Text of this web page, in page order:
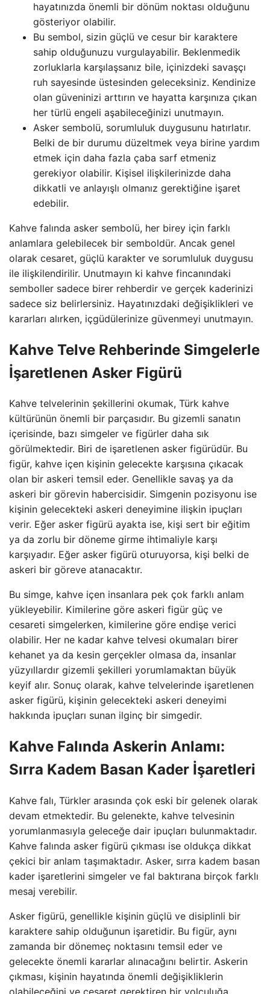
hayatınızda önemli bir dönüm noktası olduğunu
gösteriyor olabilir.
Bu sembol, sizin güçlü ve cesur bir karaktere
sahip olduğunuzu vurgulayabilir. Beklenmedik
zorluklarla karşılaşsanız bile, içinizdeki savaşçı
ruh sayesinde üstesinden geleceksiniz. Kendinize
olan güveninizi arttırın ve hayatta karşınıza çıkan
her türlü engeli aşabileceğinizi unutmayın.
Asker sembolü, sorumluluk duygusunu hatırlatır.
Belki de bir durumu düzeltmek veya birine yardım
etmek için daha fazla çaba sarf etmeniz
gerekiyor olabilir. Kişisel ilişkilerinizde daha
dikkatli ve anlayışlı olmanız gerektiğine işaret
edebilir.
Kahve falında asker sembolü, her birey için farklı
anlamlara gelebilecek bir semboldür. Ancak genel
olarak cesaret, güçlü karakter ve sorumluluk duygusu
ile ilişkilendirilir. Unutmayın ki kahve fincanındaki
semboller sadece birer rehberdir ve gerçek kaderinizi
sadece siz belirlersiniz. Hayatınızdaki değişiklikleri ve
kararları alırken, içgüdülerinize güvenmeyi unutmayın.
Kahve Telve Rehberinde Simgelerle
İşaretlenen Asker Figürü
Kahve telvelerinin şekillerini okumak, Türk kahve
kültürünün önemli bir parçasıdır. Bu gizemli sanatın
içerisinde, bazı simgeler ve figürler daha sık
görülmektedir. Biri de işaretlenen asker figürüdür. Bu
figür, kahve içen kişinin gelecekte karşısına çıkacak
olan bir askeri temsil eder. Genellikle savaş ya da
askeri bir görevin habercisidir. Simgenin pozisyonu ise
kişinin gelecekteki askeri deneyimine ilişkin ipuçları
verir. Eğer asker figürü ayakta ise, kişi sert bir eğitim
ya da zorlu bir döneme girme ihtimaliyle karşı
karşıyadır. Eğer asker figürü oturuyorsa, kişi belki de
askeri bir göreve atanacaktır.
Bu simge, kahve içen insanlara pek çok farklı anlam
yükleyebilir. Kimilerine göre askeri figür güç ve
cesareti simgelerken, kimilerine göre endişe verici
olabilir. Her ne kadar kahve telvesi okumaları birer
kehanet ya da kesin gerçekler olmasa da, insanlar
yüzyıllardır gizemli şekilleri yorumlamaktan büyük
keyif alır. Sonuç olarak, kahve telvelerinde işaretlenen
asker figürü, kişinin gelecekteki askeri deneyimi
hakkında ipuçları sunan ilginç bir simgedir.
Kahve Falında Askerin Anlamı:
Sırra Kadem Basan Kader İşaretleri
Kahve falı, Türkler arasında çok eski bir gelenek olarak
devam etmektedir. Bu gelenekte, kahve telvesinin
yorumlanmasıyla geleceğe dair ipuçları bulunmaktadır.
Kahve falında asker figürü çıkması ise oldukça dikkat
çekici bir anlam taşımaktadır. Asker, sırra kadem basan
kader işaretlerini simgeler ve fal baktırana birçok farklı
mesaj verebilir.
Asker figürü, genellikle kişinin güçlü ve disiplinli bir
karaktere sahip olduğunun işaretidir. Bu figür, aynı
zamanda bir dönemeç noktasını temsil eder ve
gelecekte önemli kararlar alınacağını belirtir. Askerin
çıkması, kişinin hayatında önemli değişikliklerin